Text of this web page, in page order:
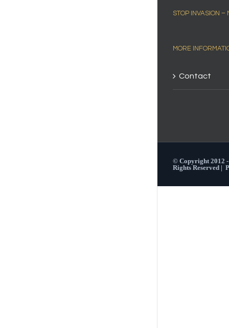
STOP INVASION –
MORE
Contact
© Copyright 2012
Rights Reserved |